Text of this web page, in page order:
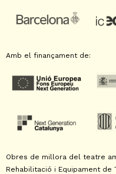
Amb el finançament de:
Obres de millora del teatre
Rehabilitació i Equipament de